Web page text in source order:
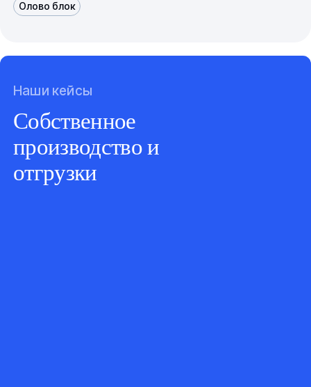
Олово блок
Наши кейсы
Собственное
производство и
отгрузки